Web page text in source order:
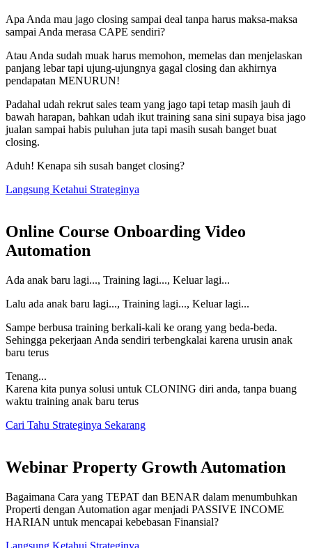
Apa Anda mau jago closing sampai deal tanpa harus maksa-maksa
sampai Anda merasa CAPE sendiri?
Atau Anda sudah muak harus memohon, memelas dan menjelaskan
panjang lebar tapi ujung-ujungnya gagal closing dan akhirnya
pendapatan MENURUN!
Padahal udah rekrut sales team yang jago tapi tetap masih jauh di
bawah harapan, bahkan udah ikut training sana sini supaya bisa jago
jualan sampai habis puluhan juta tapi masih susah banget buat
closing.
Aduh! Kenapa sih susah banget closing?
Langsung Ketahui Strateginya
Online Course Onboarding Video
Automation
Ada anak baru lagi..., Training lagi..., Keluar lagi...
Lalu ada anak baru lagi..., Training lagi..., Keluar lagi...
Sampe berbusa training berkali-kali ke orang yang beda-beda.
Sehingga pekerjaan Anda sendiri terbengkalai karena urusin anak
baru terus
Tenang...
Karena kita punya solusi untuk CLONING diri anda, tanpa buang
waktu training anak baru terus
Cari Tahu Strateginya Sekarang
Webinar Property Growth Automation
Bagaimana Cara yang TEPAT dan BENAR dalam menumbuhkan
Properti dengan Automation agar menjadi PASSIVE INCOME
HARIAN untuk mencapai kebebasan Finansial?
Langsung Ketahui Strateginya